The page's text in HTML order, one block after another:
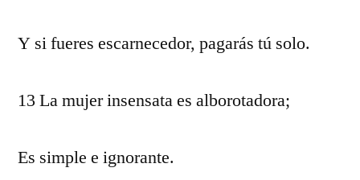
Y si fueres escarnecedor, pagarás tú solo.
13 La mujer insensata es alborotadora;
Es simple e ignorante.